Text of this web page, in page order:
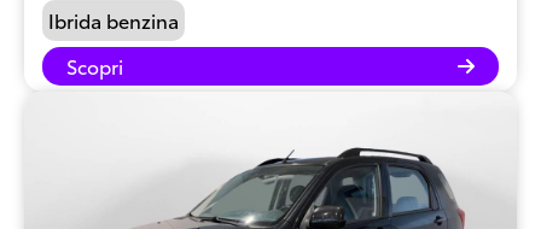
Ibrida benzina
Scopri